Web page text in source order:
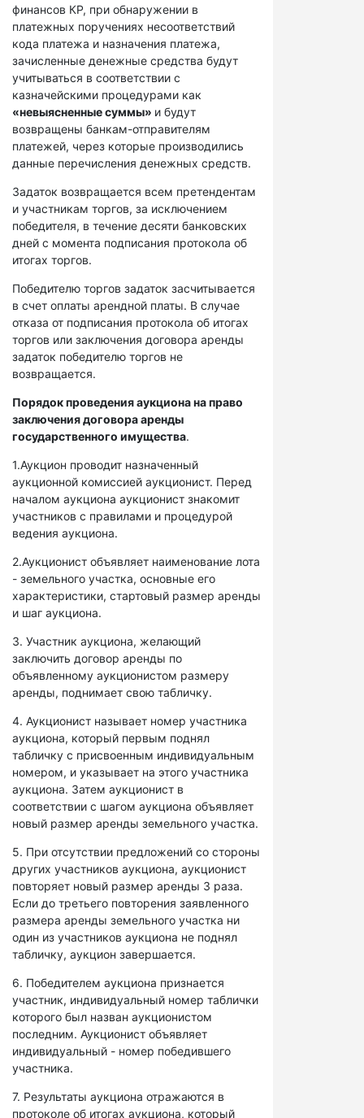
финансов КР, при обнаружении в
платежных поручениях несоответствий
кода платежа и назначения платежа,
зачисленные денежные средства будут
учитываться в соответствии с
казначейскими процедурами как
«невыясненные суммы» и будут
возвращены банкам-отправителям
платежей, через которые производились
данные перечисления денежных средств.
Задаток возвращается всем претендентам
и участникам торгов, за исключением
победителя, в течение десяти банковских
дней с момента подписания протокола об
итогах торгов.
Победителю торгов задаток засчитывается
в счет оплаты арендной платы. В случае
отказа от подписания протокола об итогах
торгов или заключения договора аренды
задаток победителю торгов не
возвращается.
Порядок проведения аукциона на право
заключения договора аренды
государственного имущества.
1.Аукцион проводит назначенный
аукционной комиссией аукционист. Перед
началом аукциона аукционист знакомит
участников с правилами и процедурой
ведения аукциона.
2.Аукционист объявляет наименование лота
- земельного участка, основные его
характеристики, стартовый размер аренды
и шаг аукциона.
3. Участник аукциона, желающий
заключить договор аренды по
объявленному аукционистом размеру
аренды, поднимает свою табличку.
4. Аукционист называет номер участника
аукциона, который первым поднял
табличку с присвоенным индивидуальным
номером, и указывает на этого участника
аукциона. Затем аукционист в
соответствии с шагом аукциона объявляет
новый размер аренды земельного участка.
5. При отсутствии предложений со стороны
других участников аукциона, аукционист
повторяет новый размер аренды 3 раза.
Если до третьего повторения заявленного
размера аренды земельного участка ни
один из участников аукциона не поднял
табличку, аукцион завершается.
6. Победителем аукциона признается
участник, индивидуальный номер таблички
которого был назван аукционистом
последним. Аукционист объявляет
индивидуальный - номер победившего
участника.
7. Результаты аукциона отражаются в
протоколе об итогах аукциона, который